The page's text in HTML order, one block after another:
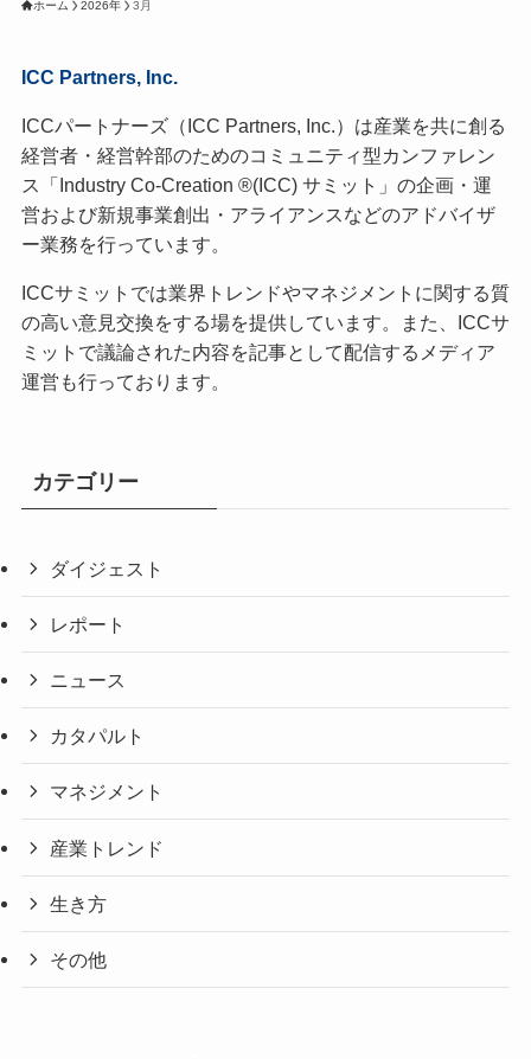
ホーム 2026年 3月
ICC Partners, Inc.
ICCパートナーズ（ICC Partners, Inc.）は産業を共に創る
経営者・経営幹部のためのコミュニティ型カンファレン
ス「Industry Co-Creation ®(ICC) サミット」の企画・運
営および新規事業創出・アライアンスなどのアドバイザ
ー業務を行っています。
ICCサミットでは業界トレンドやマネジメントに関する質
の高い意見交換をする場を提供しています。また、ICCサ
ミットで議論された内容を記事として配信するメディア
運営も行っております。
カテゴリー
ダイジェスト
レポート
ニュース
カタパルト
マネジメント
産業トレンド
生き方
その他